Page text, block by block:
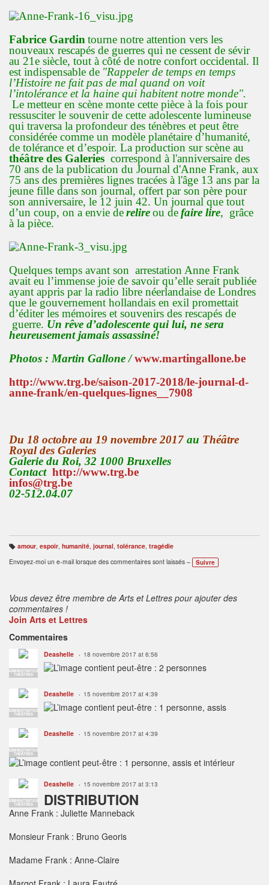
Fabrice Gardintourne notre attention vers les
nouveaux rescapés de guerres qui ne cessent de sévir
au 21e siècle, tout à côté de notre confort occidental. Il
est indispensable de "Rappeler de temps en temps
l’Histoire ne fait pas de mal quand on voit
l’intolérance et la haine qui habitent notre monde".
Le metteur en scène monte cette pièce à la fois pour
ressusciter le souvenir de cette adolescente lumineuse
qui traversa la profondeur des ténèbres et peut être
considérée comme un modèle planétaire d’humanité,
de tolérance et d’espoir. La production sur scène au
théâtre des Galeries correspond à l'anniversaire des
70 ans de la publication du Journal d'Anne Frank, aux
75 ans des premières lignes tracées à l'âge 13 ans par la
jeune fille dans son journal, offert par son père pour
son anniversaire, le 12 juin 42. Un journal que tout
d’un coup, on a envie derelireou defaire lire, grâce
à la pièce.
Quelques temps avant son arrestation Anne Frank
avait eu l’immense joie de savoir qu’elle serait publiée
ayant appris par la radio libre néerlandaise de Londres
que le gouvernement hollandais en exil promettait
d’éditer les mémoires et souvenirs des rescapés de
guerre. Un rêve d’adolescente qui lui, ne sera
heureusement jamais assassiné!
Photos : Martin Gallone /www.martingallone.be
http://www.trg.be/saison-2017-2018/le-journal-d-
anne-frank/en-quelques-lignes__7908
Du 18 octobre au 19 novembre 2017 au Théâtre
Royal des Galeries
Galerie du Roi, 32 1000 Bruxelles
Contact http://www.trg.be
infos@trg.be
02-512.04.07
B
ali
s
amour, espoir, humanité, journal, tolérance, tragédie
Envoyez-moi un e-mail lorsque des commentaires sont laissés –
Suivre
Vous devez être membre de Arts et Lettres pour ajouter des
commentaires !
Join Arts et Lettres
Commentaires
ADMINISTRATEUR
THÉÂTRES
Deashelle 18 novembre 2017 at 6:56
ADMINISTRATEUR
THÉÂTRES
Deashelle 15 novembre 2017 at 4:39
ADMINISTRATEUR
THÉÂTRES
Deashelle 15 novembre 2017 at 4:39
ADMINISTRATEUR
THÉÂTRES
Deashelle 15 novembre 2017 at 3:13
DISTRIBUTION
Anne Frank : Juliette Manneback
Monsieur Frank : Bruno Georis
Madame Frank : Anne-Claire